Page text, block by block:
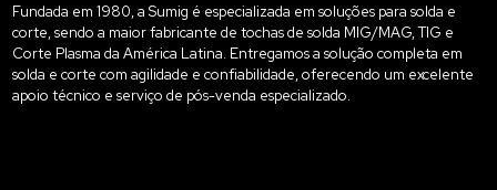
Fundada em 1980, a Sumig é especializada em soluções para solda e
corte, sendo a maior fabricante de tochas de solda MIG/MAG, TIG e
Corte Plasma da América Latina. Entregamos a solução completa em
solda e corte com agilidade e confiabilidade, oferecendo um excelente
apoio técnico e serviço de pós-venda especializado.